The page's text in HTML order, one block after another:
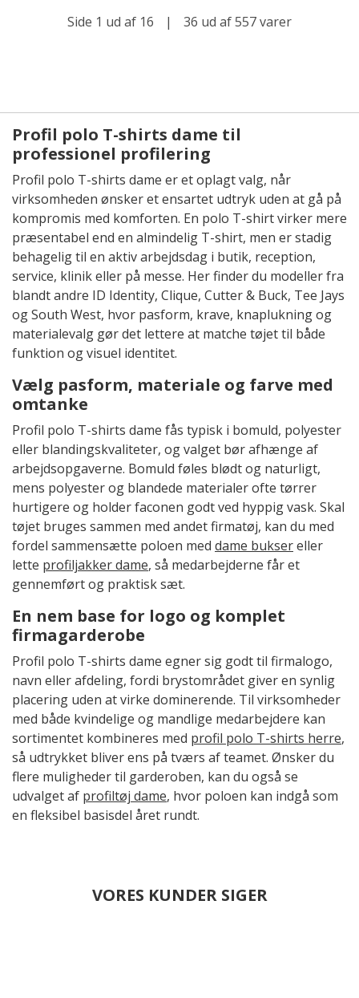
Side 1 ud af 16 | 36 ud af 557 varer
Profil polo T-shirts dame til
professionel profilering
Profil polo T-shirts dame er et oplagt valg, når
virksomheden ønsker et ensartet udtryk uden at gå på
kompromis med komforten. En polo T-shirt virker mere
præsentabel end en almindelig T-shirt, men er stadig
behagelig til en aktiv arbejdsdag i butik, reception,
service, klinik eller på messe. Her finder du modeller fra
blandt andre ID Identity, Clique, Cutter & Buck, Tee Jays
og South West, hvor pasform, krave, knaplukning og
materialevalg gør det lettere at matche tøjet til både
funktion og visuel identitet.
Vælg pasform, materiale og farve med
omtanke
Profil polo T-shirts dame fås typisk i bomuld, polyester
eller blandingskvaliteter, og valget bør afhænge af
arbejdsopgaverne. Bomuld føles blødt og naturligt,
mens polyester og blandede materialer ofte tørrer
hurtigere og holder faconen godt ved hyppig vask. Skal
tøjet bruges sammen med andet firmatøj, kan du med
fordel sammensætte poloen med dame buksereller
lette profiljakker dame, så medarbejderne får et
gennemført og praktisk sæt.
En nem base for logo og komplet
firmagarderobe
Profil polo T-shirts dame egner sig godt til firmalogo,
navn eller afdeling, fordi brystområdet giver en synlig
placering uden at virke dominerende. Til virksomheder
med både kvindelige og mandlige medarbejdere kan
sortimentet kombineres med profil polo T-shirts herre,
så udtrykket bliver ens på tværs af teamet. Ønsker du
flere muligheder til garderoben, kan du også se
udvalget af profiltøj dame, hvor poloen kan indgå som
en fleksibel basisdel året rundt.
VORES KUNDER SIGER